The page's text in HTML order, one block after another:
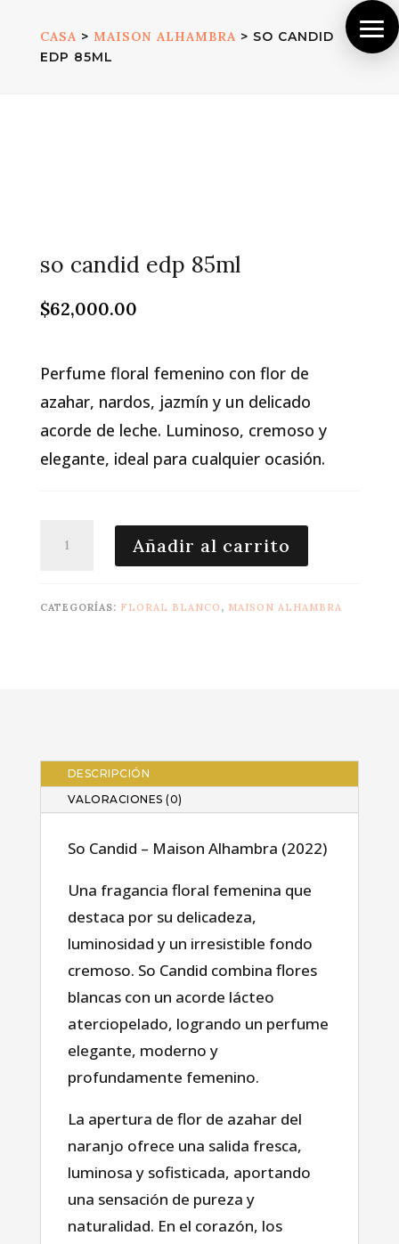
CASA > MAISON ALHAMBRA > SO CANDID
EDP 85ML
so candid edp 85ml
$62,000.00
Perfume floral femenino con flor de
azahar, nardos, jazmín y un delicado
acorde de leche. Luminoso, cremoso y
elegante, ideal para cualquier ocasión.
candid
cantidad
Añadir al carrito
CATEGORÍAS: FLORAL BLANCO , MAISON ALHAMBRA
DESCRIPCIÓN
VALORACIONES (0)
So Candid – Maison Alhambra (2022)
Una fragancia floral femenina que
destaca por su delicadeza,
luminosidad y un irresistible fondo
cremoso. So Candid combina flores
blancas con un acorde lácteo
aterciopelado, logrando un perfume
elegante, moderno y
profundamente femenino.
La apertura de flor de azahar del
naranjo ofrece una salida fresca,
luminosa y sofisticada, aportando
una sensación de pureza y
naturalidad. En el corazón, los